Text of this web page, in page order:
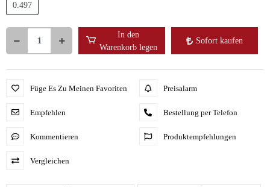
0.497
In den
Warenkorb legen
Sofort kaufen
Füge Es Zu Meinen Favoriten
Empfehlen
Kommentieren
Vergleichen
Preisalarm
Bestellung per Telefon
Produktempfehlungen